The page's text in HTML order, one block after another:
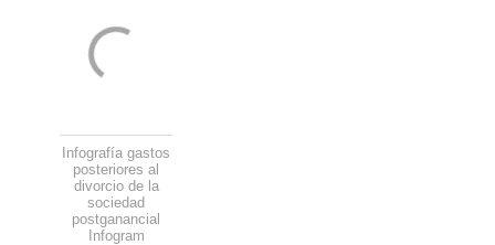
Infografía gastos
posteriores al
divorcio de la
sociedad
postganancial
Infogram